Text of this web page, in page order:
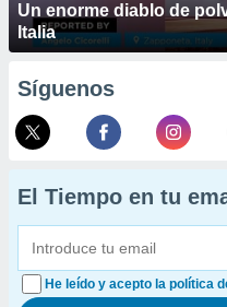
Un enorme diablo de
Italia
Síguenos
El Tiempo en tu
He leído y acepto la política